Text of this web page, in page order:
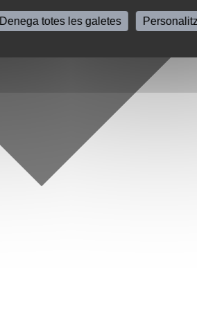
Denega totes les galetes